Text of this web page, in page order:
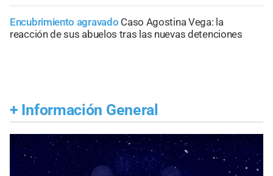
Encubrimiento agravado Caso Agostina Vega: la
reacción de sus abuelos tras las nuevas detenciones
+ Información General